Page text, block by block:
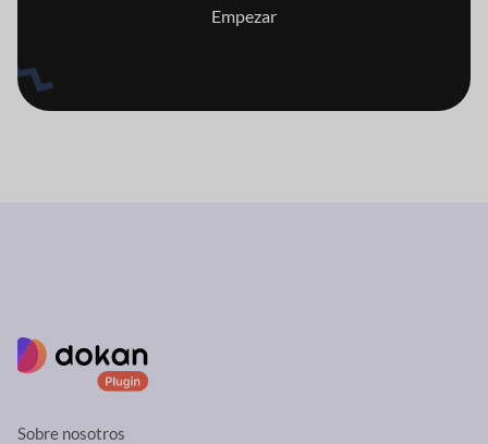
Empezar
Sobre nosotros